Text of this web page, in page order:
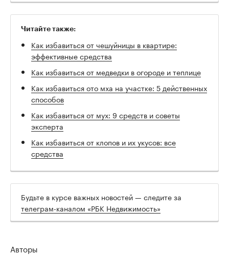
Читайте также:
Как избавиться от чешуйницы в квартире:
эффективные средства
Как избавиться от медведки в огороде и теплице
Как избавиться ото мха на участке: 5 действенных
способов
Как избавиться от мух: 9 средств и советы
эксперта
Как избавиться от клопов и их укусов: все
средства
Будьте в курсе важных новостей — следите за
телеграм-каналом «РБК Недвижимость»
Авторы